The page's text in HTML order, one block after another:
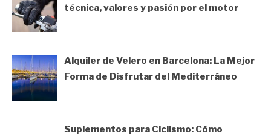
técnica, valores y pasión por el motor
Alquiler de Velero en Barcelona: La Mejor
Forma de Disfrutar del Mediterráneo
Suplementos para Ciclismo: Cómo